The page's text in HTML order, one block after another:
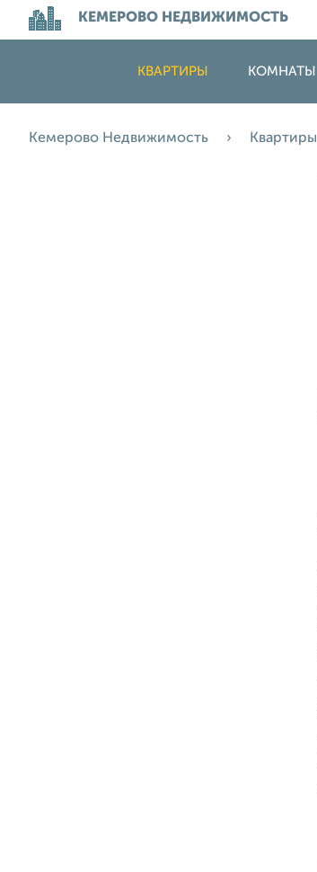
КЕМЕРОВО НЕДВИЖИМОСТЬ
КВАРТИРЫ КОМНАТЫ
Кемерово Недвижимость Квартиры